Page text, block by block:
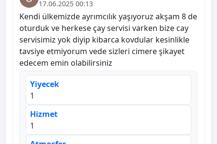
17.06.2025 00:13
Kendi ülkemizde ayrımcılık yaşıyoruz akşam 8 de
oturduk ve herkese çay servisi varken bize cay
servisimiz yok diyip kibarca kovdular kesinlikle
tavsiye etmiyorum vede sizleri cimere şikayet
edecem emin olabilirsiniz
Yiyecek
1
Hizmet
1